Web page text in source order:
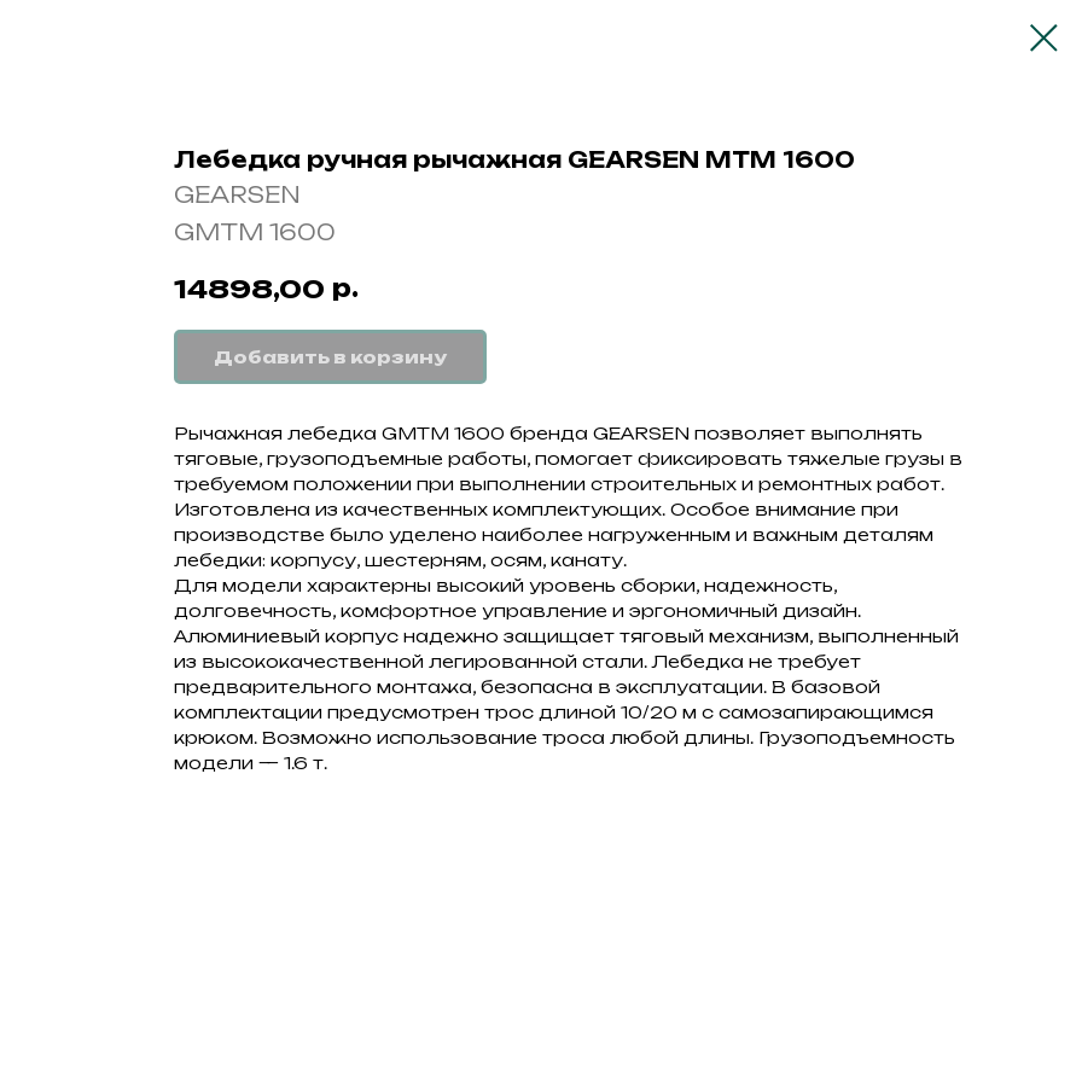
Лебедка ручная рычажная GEARSEN MTM 1600
GEARSEN
GMTM 1600
14898,00 р.
Добавить в корзину
Рычажная лебедка GMTM 1600 бренда GEARSEN позволяет выполнять
тяговые, грузоподъемные работы, помогает фиксировать тяжелые грузы в
требуемом положении при выполнении строительных и ремонтных работ.
Изготовлена из качественных комплектующих. Особое внимание при
производстве было уделено наиболее нагруженным и важным деталям
лебедки: корпусу, шестерням, осям, канату.
Для модели характерны высокий уровень сборки, надежность,
долговечность, комфортное управление и эргономичный дизайн.
Алюминиевый корпус надежно защищает тяговый механизм, выполненный
из высококачественной легированной стали. Лебедка не требует
предварительного монтажа, безопасна в эксплуатации. В базовой
комплектации предусмотрен трос длиной 10/20 м с самозапирающимся
крюком. Возможно использование троса любой длины. Грузоподъемность
модели — 1.6 т.